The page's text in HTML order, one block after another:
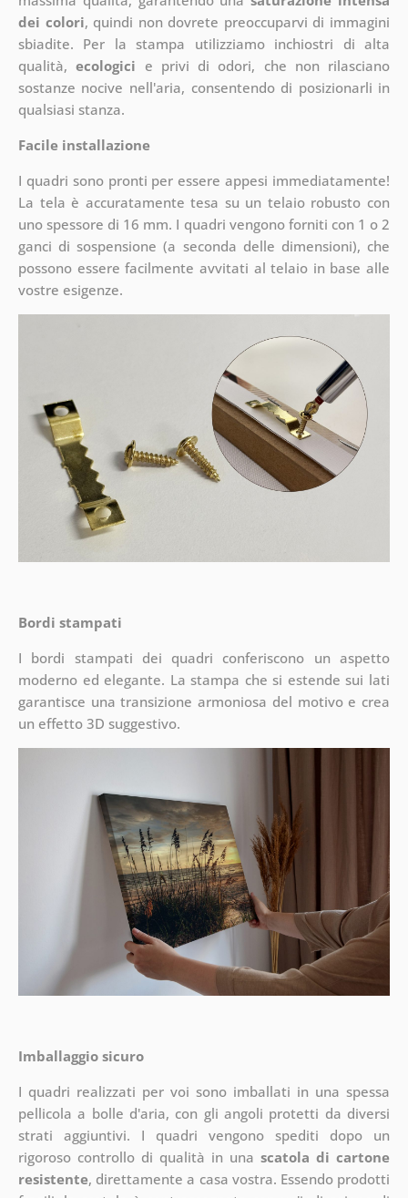
dei colori, quindi non dovrete preoccuparvi di immagini
sbiadite. Per la stampa utilizziamo inchiostri di alta
qualità,ecologici e privi di odori, che non rilasciano
sostanze nocive nell'aria, consentendo di posizionarli in
qualsiasi stanza.
Facile installazione
I quadri sono pronti per essere appesi immediatamente!
La tela è accuratamente tesa su un telaio robusto con
uno spessore di 16 mm. I quadri vengono forniti con 1 o 2
ganci di sospensione (a seconda delle dimensioni), che
possono essere facilmente avvitati al telaio in base alle
vostre esigenze.
Bordi stampati
I bordi stampati dei quadri conferiscono un aspetto
moderno ed elegante. La stampa che si estende sui lati
garantisce una transizione armoniosa del motivo e crea
un effetto 3D suggestivo.
Imballaggio sicuro
I quadri realizzati per voi sono imballati in una spessa
pellicola a bolle d'aria, con gli angoli protetti da diversi
strati aggiuntivi. I quadri vengono spediti dopo un
rigoroso controllo di qualità in unascatola di cartone
resistente, direttamente a casa vostra. Essendo prodotti